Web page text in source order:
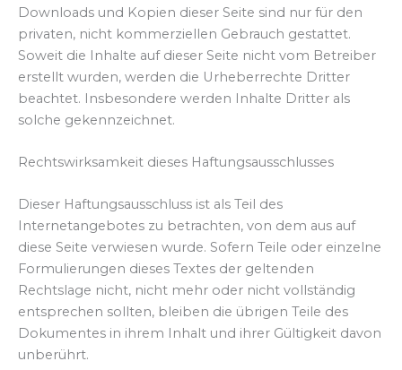
Downloads und Kopien dieser Seite sind nur für den
privaten, nicht kommerziellen Gebrauch gestattet.
Soweit die Inhalte auf dieser Seite nicht vom Betreiber
erstellt wurden, werden die Urheberrechte Dritter
beachtet. Insbesondere werden Inhalte Dritter als
solche gekennzeichnet.
Rechtswirksamkeit dieses Haftungsausschlusses
Dieser Haftungsausschluss ist als Teil des
Internetangebotes zu betrachten, von dem aus auf
diese Seite verwiesen wurde. Sofern Teile oder einzelne
Formulierungen dieses Textes der geltenden
Rechtslage nicht, nicht mehr oder nicht vollständig
entsprechen sollten, bleiben die übrigen Teile des
Dokumentes in ihrem Inhalt und ihrer Gültigkeit davon
unberührt.